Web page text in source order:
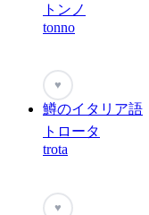
トンノ
tonno
♥
鱒のイタリア語
トロータ
trota
♥